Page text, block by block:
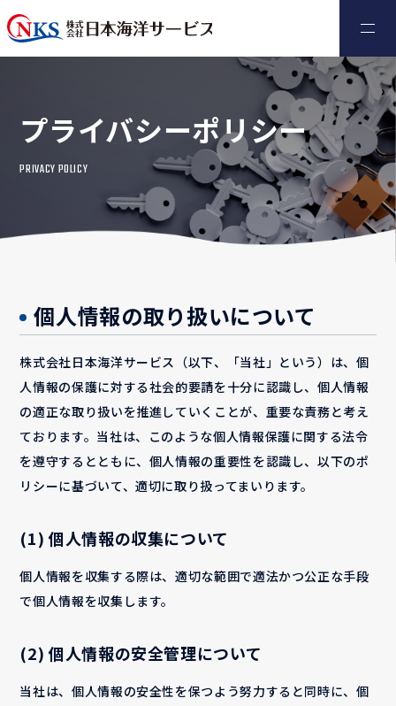
プライバシーポリシー
PRIVACY POLICY
個人情報の取り扱いについて
株式会社日本海洋サービス（以下、「当社」という）は、個
人情報の保護に対する社会的要請を十分に認識し、個人情報
の適正な取り扱いを推進していくことが、重要な責務と考え
ております。当社は、このような個人情報保護に関する法令
を遵守するとともに、個人情報の重要性を認識し、以下のポ
リシーに基づいて、適切に取り扱ってまいります。
(1) 個人情報の収集について
個人情報を収集する際は、適切な範囲で適法かつ公正な手段
で個人情報を収集します。
(2) 個人情報の安全管理について
当社は、個人情報の安全性を保つよう努力すると同時に、個